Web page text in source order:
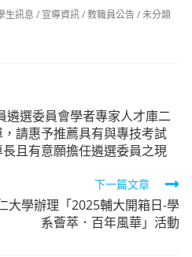
生訊息 / 宣導資訊/教職員公告/未分類
遴選委員會學者專家人才庫二
請惠予推薦具有與專技考試
且有意願擔任遴選委員之現
下一篇文章
大學辦理「2025輔大開箱日-學
系薈萃．百年風華」活動